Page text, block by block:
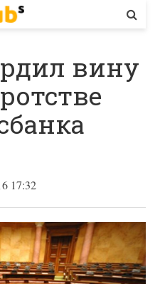
вину
17:32